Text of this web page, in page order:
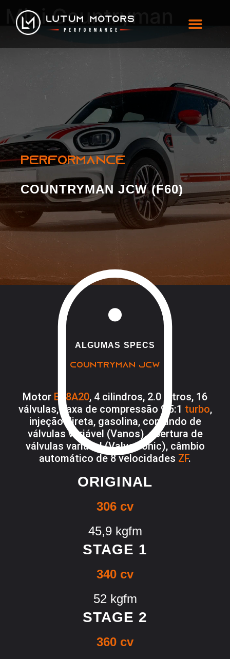
Mini Countryman
JCW (F60)
PERFORMANCE
COUNTRYMAN JCW (F60)
ALGUMAS SPECS
COUNTRYMAN JCW
Motor B48A20, 4 cilindros, 2.0 Litros, 16
válvulas, Taxa de compressão 9,5:1 turbo,
injeção direta, gasolina, comando de
válvulas variável (Vanos), abertura de
válvulas variável (Valvetronic), câmbio
automático de 8 velocidades ZF.
ORIGINAL
306 cv
45,9 kgfm
STAGE 1
340 cv
52 kgfm
STAGE 2
360 cv